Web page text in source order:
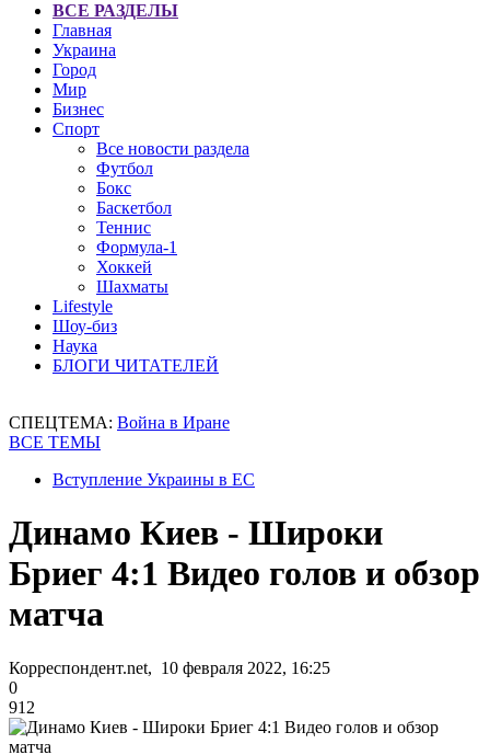
ВСЕ РАЗДЕЛЫ
Главная
Украина
Город
Мир
Бизнес
Спорт
Все новости раздела
Футбол
Бокс
Баскетбол
Теннис
Формула-1
Хоккей
Шахматы
Lifestyle
Шоу-биз
Наука
БЛОГИ ЧИТАТЕЛЕЙ
СПЕЦТЕМА: Война в Иране
ВСЕ ТЕМЫ
Вступление Украины в ЕС
Динамо Киев - Широки
Бриег 4:1 Видео голов и обзор
матча
Корреспондент.net, 10 февраля 2022, 16:25
0
912